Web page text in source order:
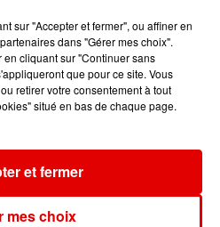
- CHARLEVILLE
sur "Accepter et fermer", ou affiner en
dans "Gérer mes choix".
cliquant sur "Continuer sans
que pour ce site. Vous
retirer votre consentement à tout
situé en bas de chaque page.
mes choix
et fermer